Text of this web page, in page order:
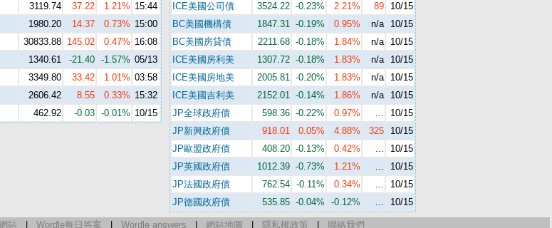
3119.74 37.22 1.21% 15:44
1980.20 14.37 0.73% 15:00
30833.88 145.02 0.47% 16:08
1340.61 -21.40 -1.57% 05/13
3349.80 33.42 1.01% 03:58
2606.42 8.55 0.33% 15:32
462.92 -0.03 -0.01% 10/15
ICE美國公司債
3524.22 -0.23% 2.21% 89
10/15
BC美國機構債
1847.31 -0.19% 0.95% n/a
10/15
BC美國房貸債
2211.68 -0.18% 1.84% n/a
10/15
ICE美國房利美
1307.72 -0.18% 1.83% n/a
10/15
ICE美國房地美
2005.81 -0.20% 1.83% n/a
10/15
ICE美國吉利美
2152.01 -0.14% 1.86% n/a
10/15
JP全球政府債
598.36 -0.22% 0.97% ...
10/15
JP新興政府債
918.01 0.05% 4.88% 325
10/15
JP歐盟政府債
408.20 -0.13% 0.42% ...
10/15
JP英國政府債
1012.39 -0.73% 1.21% ...
10/15
JP法國政府債
762.54 -0.11% 0.34% ...
10/15
JP德國政府債
535.85 -0.04% -0.12% ... 10/15
站 Wordle每日答案 Wordle answers 網站地圖 隱私權政策 聯絡我們